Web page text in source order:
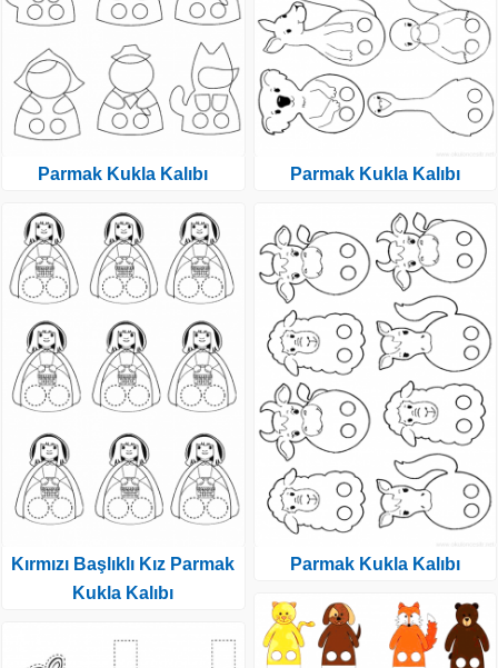
Parmak Kukla Kalıbı
Kırmızı Başlıklı Kız Parmak
Kukla Kalıbı
Parmak Kukla Kalıbı
Parmak Kukla Kalıbı